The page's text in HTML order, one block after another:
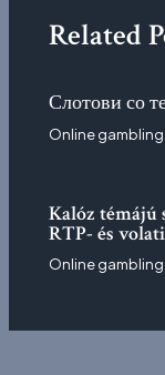
Related
Слотови со
Online gambling
Kalóz témájú
RTP- és
Online gambling